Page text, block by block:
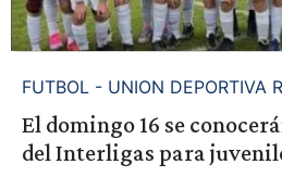
FUTBOL - UNION DEPORTIVA
El domingo 16 se
del Interligas para